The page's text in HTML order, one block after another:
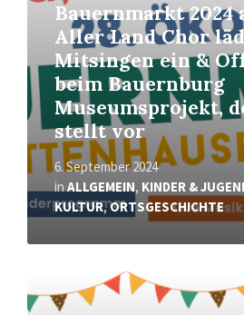
Bauernmarkt 2024
Aller Land Chor
Mitsingen ein &
beim Bauernburg
Museumsprojekt,
stellt vor
6. September 2024
inALLGEMEIN, KINDER &
KULTUR,ORTSGESCHICHTE
erfahren